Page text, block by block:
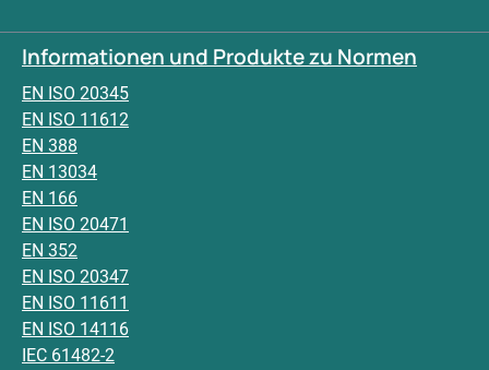
Informationen und Produkte zu Normen
EN ISO 20345
EN ISO 11612
EN 388
EN 13034
EN 166
EN ISO 20471
EN 352
EN ISO 20347
EN ISO 11611
EN ISO 14116
IEC 61482-2